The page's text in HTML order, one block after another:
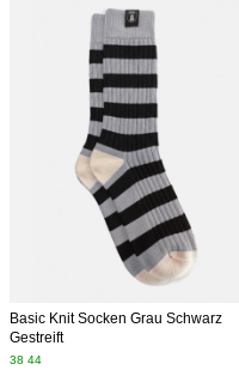
Basic Knit Socken Grau Schwarz
Gestreift
3844